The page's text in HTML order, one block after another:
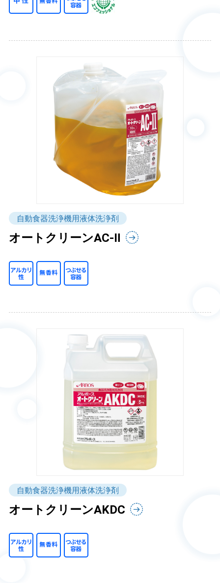
自動食器洗浄機用液体洗浄剤
オートクリーンAC-Ⅱ
自動食器洗浄機用液体洗浄剤
オートクリーンAKDC